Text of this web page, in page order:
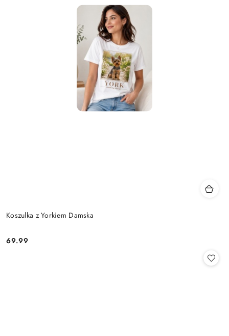
Koszulka z Yorkiem Damska
Cena:
69.99